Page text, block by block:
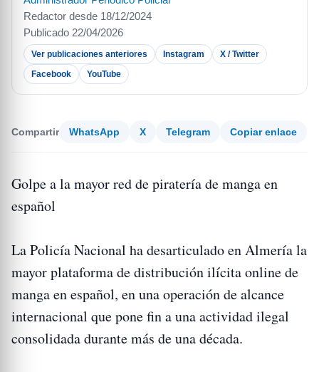
Redactor desde 18/12/2024
Publicado 22/04/2026
Ver publicaciones anteriores Instagram
X / Twitter
Facebook
YouTube
Compartir WhatsApp X Telegram Copiar enlace
Golpe a la mayor red de piratería de manga en
español
La Policía Nacional ha desarticulado en Almería la
mayor plataforma de distribución ilícita online de
manga en español, en una operación de alcance
internacional que pone fin a una actividad ilegal
consolidada durante más de una década.